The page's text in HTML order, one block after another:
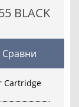
BLACK
Сравни
Cartridge